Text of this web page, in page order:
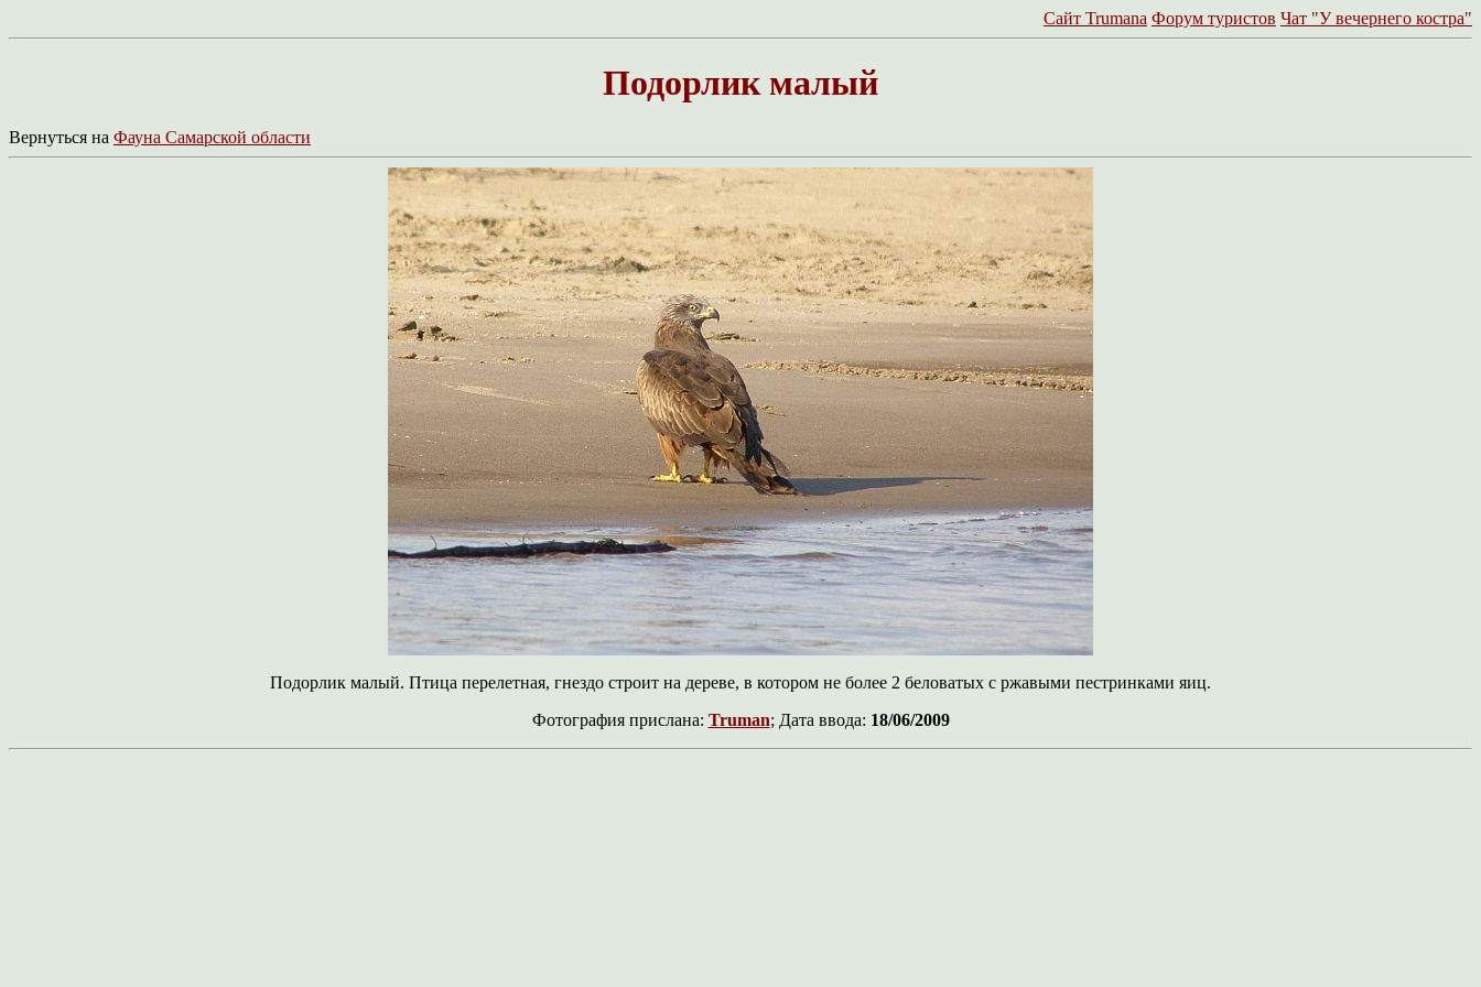
Сайт Trumanа Форум туристов Чат "У вечернего костра"
Подорлик малый
Вернуться на Фауна Самарской области
Подорлик малый. Птица перелетная, гнездо строит на дереве, в котором не более 2 беловатых с ржавыми пестринками яиц.
Фотография прислана: Truman; Дата ввода: 18/06/2009